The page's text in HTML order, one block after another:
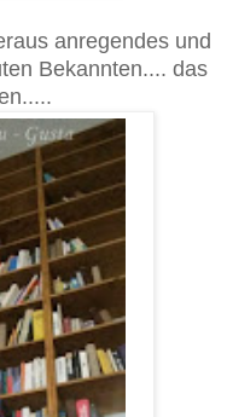
anregendes und
Bekannten.... das